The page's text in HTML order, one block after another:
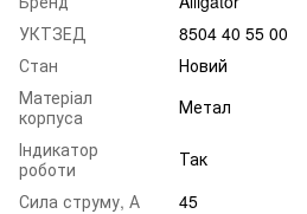
УКТЗЕД
8504 40 55 00
Стан
Новий
Матеріал
корпуса
Метал
Індикатор
роботи
Так
Сила струму, А
45